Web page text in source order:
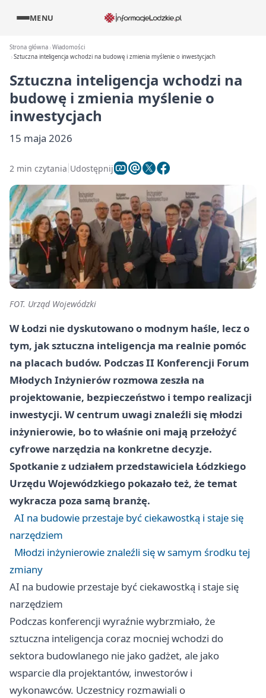
MENU
Strona główna Wiadomości
Sztuczna inteligencja wchodzi na budowę i zmienia myślenie o inwestycjach
Sztuczna inteligencja wchodzi na
budowę i zmienia myślenie o
inwestycjach
15 maja 2026
2 min czytania Udostępnij
FOT. Urząd Wojewódzki
W Łodzi nie dyskutowano o modnym haśle, lecz o
tym, jak sztuczna inteligencja ma realnie pomóc
na placach budów. Podczas II Konferencji Forum
Młodych Inżynierów rozmowa zeszła na
projektowanie, bezpieczeństwo i tempo realizacji
inwestycji. W centrum uwagi znaleźli się młodzi
inżynierowie, bo to właśnie oni mają przełożyć
cyfrowe narzędzia na konkretne decyzje.
Spotkanie z udziałem przedstawiciela Łódzkiego
Urzędu Wojewódzkiego pokazało też, że temat
wykracza poza samą branżę.
AI na budowie przestaje być ciekawostką i staje się
narzędziem
Młodzi inżynierowie znaleźli się w samym środku tej
zmiany
AI na budowie przestaje być ciekawostką i staje się
narzędziem
Podczas konferencji wyraźnie wybrzmiało, że
sztuczna inteligencja coraz mocniej wchodzi do
sektora budowlanego nie jako gadżet, ale jako
wsparcie dla projektantów, inwestorów i
wykonawców. Uczestnicy rozmawiali o